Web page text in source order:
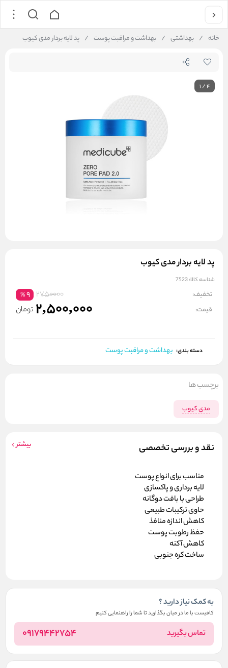
خانه / بهداشتی / بهداشت و مراقبت پوست / پد لایه بردار مدی کیوب
1/4
پد لایه بردار مدی کیوب
شناسه کالا:7523
تخفیف: 2750000
9
%
قیمت: 2,500,000 تومان
دسته بندی: بهداشت و مراقبت پوست
نقد و بررسی تخصصی بیشتر
مناسب برای انواع پوست
لایه برداری و پاکسازی
طراحی با بافت دوگانه
حاوی ترکیبات طبیعی
کاهش اندازه منافذ
حفظ رطوبت پوست
کاهش آکنه
ساخت کره جنوبی
به کمک نیاز دارید ؟
کافیست با ما در میان بگذارید تا شما را راهنمایی کنیم
تماس بگیرید 09179442754
برچسب ها
مدی کیوب